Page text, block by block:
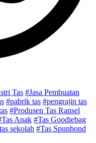
Tas #Jasa Pembuatan
#pabrik tas #pengrajin tas
#Produsen Tas Ransel
Anak #Tas Goodiebag
sekolah #Tas Spunbond